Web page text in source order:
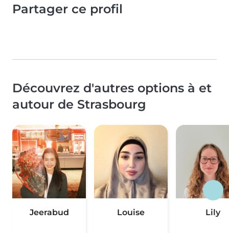
Partager ce profil
Découvrez d'autres options à et
autour de Strasbourg
Jeerabud Louise Lily